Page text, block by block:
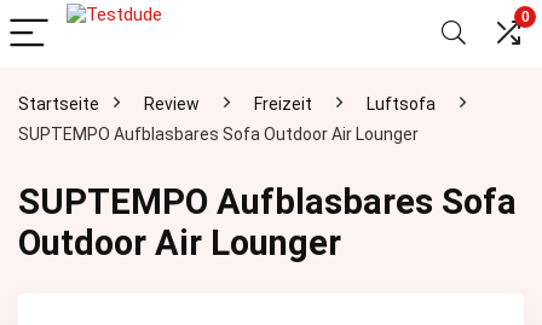
0
Startseite Review Freizeit
Luftsofa
SUPTEMPO Aufblasbares Sofa Outdoor Air Lounger
SUPTEMPO Aufblasbares Sofa
Outdoor Air Lounger